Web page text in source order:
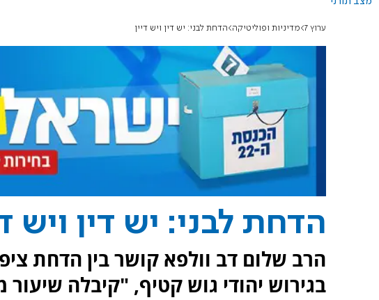
ערוץ 7 מדיניות ופוליטיקה הדחת לבני: יש דין ויש דיין
הדחת לבני: יש דין ויש
הרב שלום דב וולפא קושר בין הדחת
בגירוש יהודי גוש קטיף, "קיבלה שיעור